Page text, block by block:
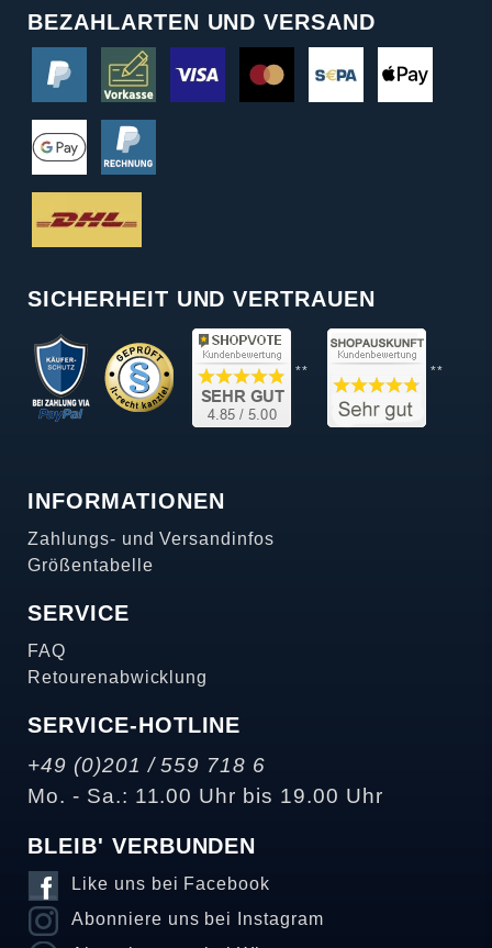
BEZAHLARTEN UND VERSAND
SICHERHEIT UND VERTRAUEN
** **
INFORMATIONEN
Zahlungs- und Versandinfos
Größentabelle
SERVICE
FAQ
Retourenabwicklung
SERVICE-HOTLINE
+49 (0)201 / 559 718 6
Mo. - Sa.: 11.00 Uhr bis 19.00 Uhr
BLEIB' VERBUNDEN
Like uns bei Facebook
Abonniere uns bei Instagram